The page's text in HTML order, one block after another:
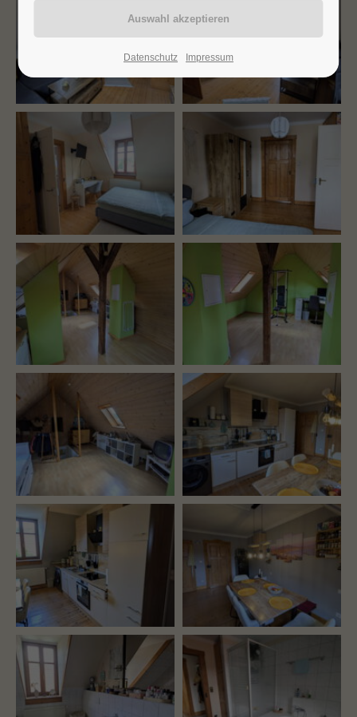
24h/ 365days
We offer support for our customers
Get in touch
Cybersteel Inc.
376-293 City Road, Suite 600
San Francisco, CA 94102
Have any questions?
+44 1234 567 890
Drop us a line
About us
Lorem ipsum dolor sit amet, consectetuer
adipiscing elit.
Aenean commodo ligula eget dolor. Aenean
massa. Cum sociis natoque penatibus et magnis
dis parturient montes, nascetur ridiculus mus.
Donec quam felis, ultricies nec.
Datenschutz Impressum